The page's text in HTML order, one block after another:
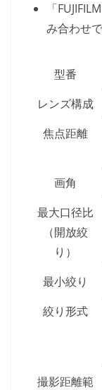
「
み合わせ
型番
レンズ構成
焦点距離
画角
最大口径比
（開放絞
り）
最小絞り
絞り形式
撮影距離範